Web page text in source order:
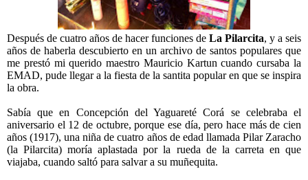
Después de cuatro años de hacer funciones de La Pilarcita, y a seis
años de haberla descubierto en un archivo de santos populares que
me prestó mi querido maestro Mauricio Kartun cuando cursaba la
EMAD, pude llegar a la fiesta de la santita popular en que se inspira
la obra.
Sabía que en Concepción del Yaguareté Corá se celebraba el
aniversario el 12 de octubre, porque ese día, pero hace más de cien
años (1917), una niña de cuatro años de edad llamada Pilar Zaracho
(la Pilarcita) moría aplastada por la rueda de la carreta en que
viajaba, cuando saltó para salvar a su muñequita.